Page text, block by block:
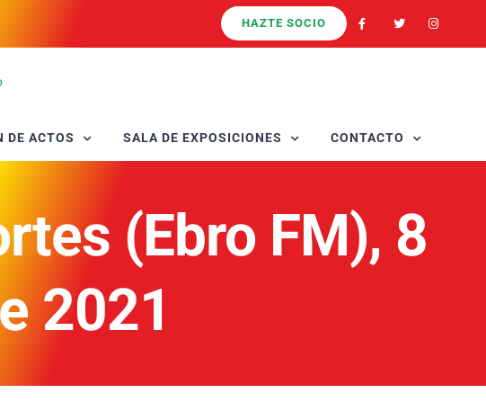
HAZTE SOCIO
DE ACTOS SALA DE EXPOSICIONES CONTACTO
(Ebro FM), 8
2021